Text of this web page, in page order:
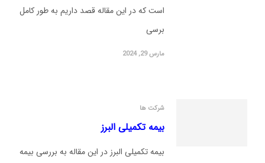
است که در این مقاله قصد داریم به طور کامل
برسی
مارس 29, 2024
شرکت ها
بیمه تکمیلی البرز
بیمه تکمیلی البرز در این مقاله به بررسی بیمه